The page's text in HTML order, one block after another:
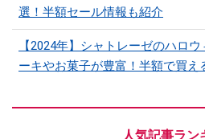
選！半額セール情報も紹介
【2024年】シャトレーゼのハロ
ーキやお菓子が豊富！半額で買え